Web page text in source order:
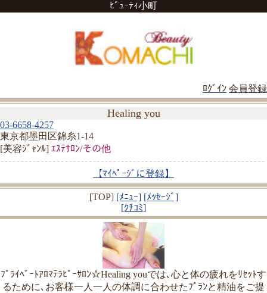
ﾋﾞｭｰﾃｨ小町
ﾛｸﾞｲﾝ 会員登録
Healing you
03-6658-4257
東京都墨田区錦糸1-14
[美容ｼﾞｬﾝﾙ] ｴｽﾃｻﾛﾝ/その他
【ﾏｲﾍﾟｰｼﾞに登録】
[TOP] [ﾒﾆｭｰ] [ﾒｯｾｰｼﾞ]
[ｸﾁｺﾐ]
ﾌﾟﾗｲﾍﾞｰﾄｱﾛﾏﾃﾗﾋﾟｰｻﾛﾝ☆Healing youでは､心と体の疲れをﾘｾｯﾄす
るために､お客様一人一人の体調に合わせたﾌﾟﾗﾝと精油をご提